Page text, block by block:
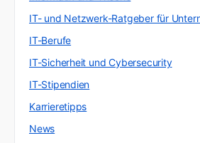
IT- und Netzwerk-Ratgeber für
IT-Berufe
IT-Sicherheit und Cybersecurity
IT-Stipendien
Karrieretipps
News